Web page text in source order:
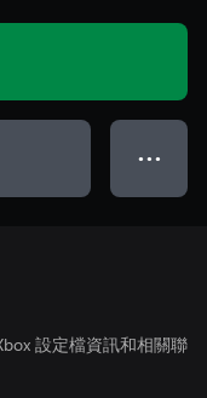
● ● ●
設定檔資訊和相關聯